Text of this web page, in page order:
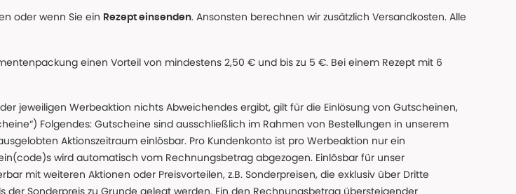
oder wenn Sie ein Rezept einsenden. Ansonsten berechnen wir zusätzlich Versandkosten. Alle
einen Vorteil von mindestens 2,50 € und bis zu 5 €. Bei einem Rezept mit 6
jeweiligen Werbeaktion nichts Abweichendes ergibt, gilt für die Einlösung von Gutscheinen,
Folgendes: Gutscheine sind ausschließlich im Rahmen von Bestellungen in unserem
Aktionszeitraum einlösbar. Pro Kundenkonto ist pro Werbeaktion nur ein
wird automatisch vom Rechnungsbetrag abgezogen. Einlösbar für unser
mit weiteren Aktionen oder Preisvorteilen, z.B. Sonderpreisen, die exklusiv über Dritte